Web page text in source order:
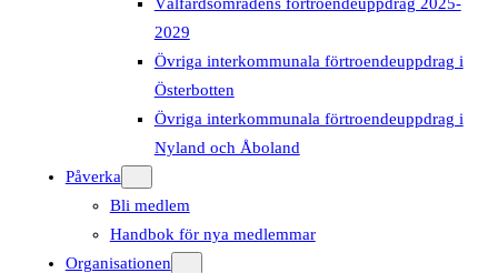
2029
Övriga interkommunala förtroendeuppdrag i
Österbotten
Övriga interkommunala förtroendeuppdrag i
Nyland och Åboland
Påverka
Bli medlem
Handbok för nya medlemmar
Organisationen